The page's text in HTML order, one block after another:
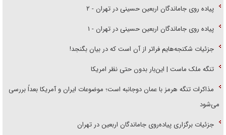
پیاده روی جاماندگان اربعین حسینی در تهران - ۲
پیاده روی جاماندگان اربعین حسینی در تهران - ۱
جزئیات شکنجه‌هایم فراتر از آن است که در بیان بگنجد!
تنگه ملک ماست | این‌بار بدون حتی نظر امریکا
مذاکرات تنگه هرمز با عمان دوجانبه است؛ موضوعات ایران و آمریکا بعداً بررسی
می‌شود
جزئیات برگزاری پیاده‌روی جاماندگان اربعین در تهران